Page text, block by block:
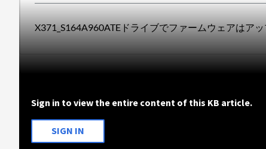
X371_S164A960ATEドライブでファームウェアはア
Sign in to view the entire content of this KB article.
SIGN IN